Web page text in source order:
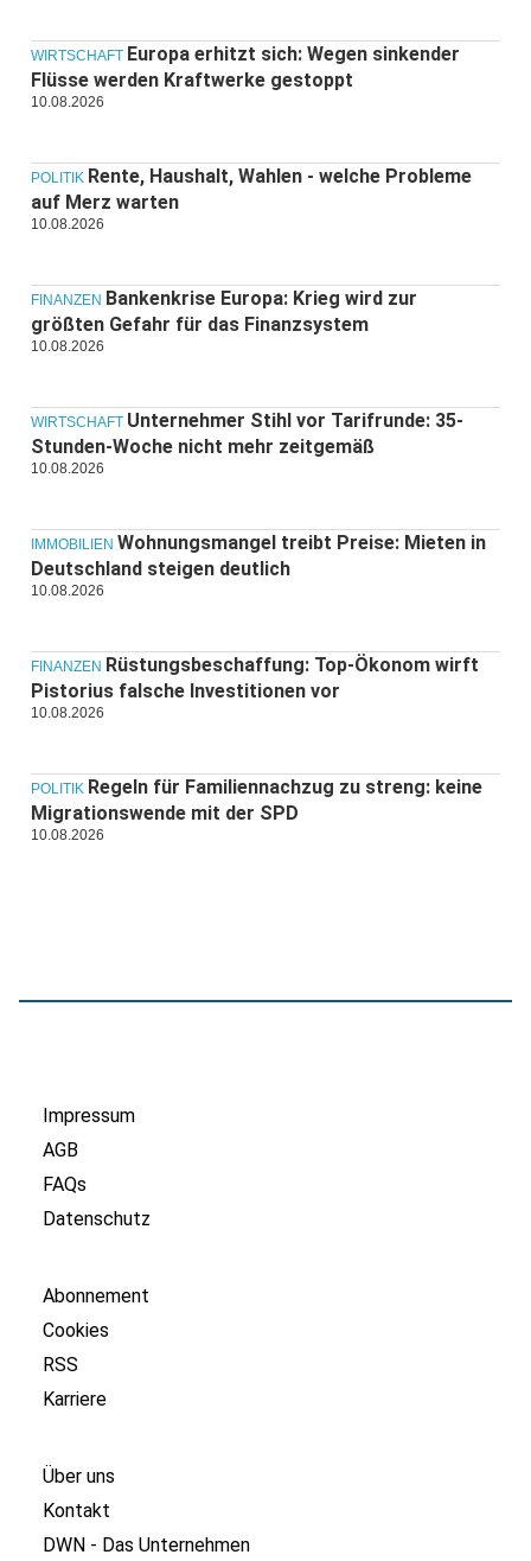
WIRTSCHAFT Europa erhitzt sich: Wegen sinkender
Flüsse werden Kraftwerke gestoppt
10.08.2026
POLITIK Rente, Haushalt, Wahlen - welche Probleme
auf Merz warten
10.08.2026
FINANZEN Bankenkrise Europa: Krieg wird zur
größten Gefahr für das Finanzsystem
10.08.2026
WIRTSCHAFT Unternehmer Stihl vor Tarifrunde: 35-
Stunden-Woche nicht mehr zeitgemäß
10.08.2026
IMMOBILIEN Wohnungsmangel treibt Preise: Mieten in
Deutschland steigen deutlich
10.08.2026
FINANZEN Rüstungsbeschaffung: Top-Ökonom wirft
Pistorius falsche Investitionen vor
10.08.2026
POLITIK Regeln für Familiennachzug zu streng: keine
Migrationswende mit der SPD
10.08.2026
Impressum
AGB
FAQs
Datenschutz
Abonnement
Cookies
RSS
Karriere
Über uns
Kontakt
DWN - Das Unternehmen